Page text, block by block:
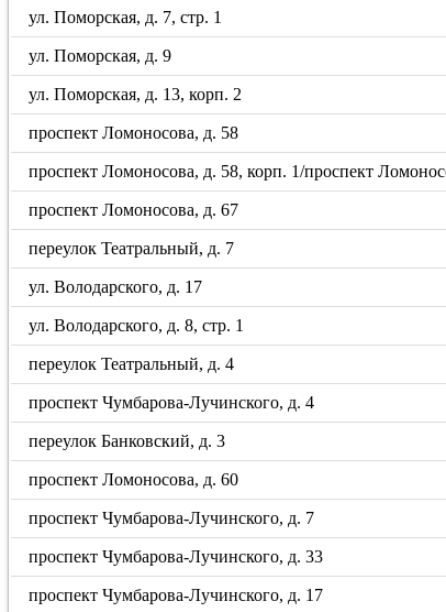
ул. Поморская, д. 7, стр. 1
ул. Поморская, д. 9
ул. Поморская, д. 13, корп. 2
проспект Ломоносова, д. 58
проспект Ломоносова, д. 58, корп. 1/проспект
проспект Ломоносова, д. 67
переулок Театральный, д. 7
ул. Володарского, д. 17
ул. Володарского, д. 8, стр. 1
переулок Театральный, д. 4
проспект Чумбарова-Лучинского, д. 4
переулок Банковский, д. 3
проспект Ломоносова, д. 60
проспект Чумбарова-Лучинского, д. 7
проспект Чумбарова-Лучинского, д. 33
проспект Чумбарова-Лучинского, д. 17